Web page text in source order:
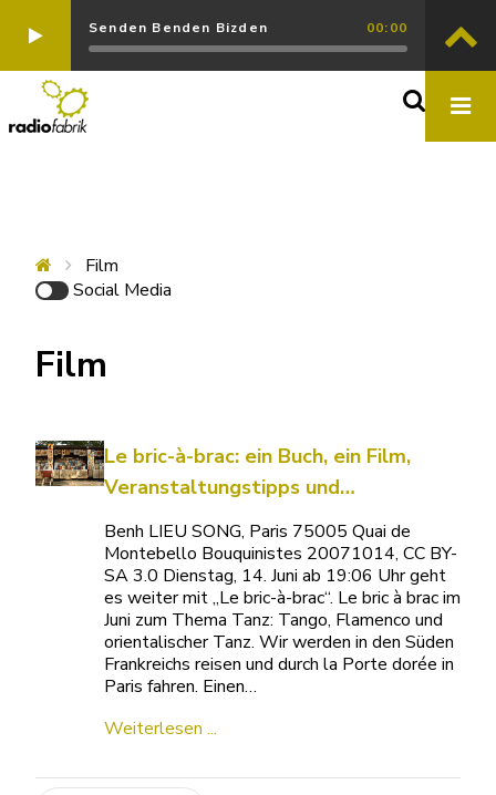
Senden Benden Bizden 00:00
Film
Social Media
Film
Le bric-à-brac: ein Buch, ein Film,
Veranstaltungstipps und…
Benh LIEU SONG, Paris 75005 Quai de
Montebello Bouquinistes 20071014, CC BY-
SA 3.0 Dienstag, 14. Juni ab 19:06 Uhr geht
es weiter mit „Le bric-à-brac“. Le bric à brac im
Juni zum Thema Tanz: Tango, Flamenco und
orientalischer Tanz. Wir werden in den Süden
Frankreichs reisen und durch la Porte dorée in
Paris fahren. Einen…
Weiterlesen ...